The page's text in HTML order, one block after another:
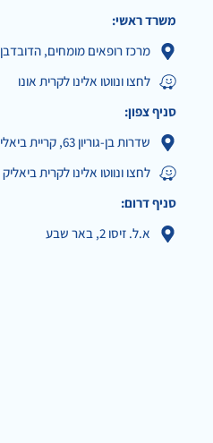
משרד ראשי:
מרכז רופאים מומחים, הדובדבן 7 קריית אונו
לחצו ונווטו אלינו לקרית אונו
סניף צפון:
שדרות בן-גוריון 63, קריית ביאליק
לחצו ונווטו אלינו לקרית ביאליק
סניף דרום:
א.ל. זיסו 2, באר שבע